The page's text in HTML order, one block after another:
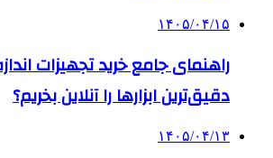
۱۴۰۵/۰۴/۱۵
راهنمای جامع خرید تجهیزات
دقیق‌ترین ابزارها را آنلاین بخریم؟
۱۴۰۵/۰۴/۱۳